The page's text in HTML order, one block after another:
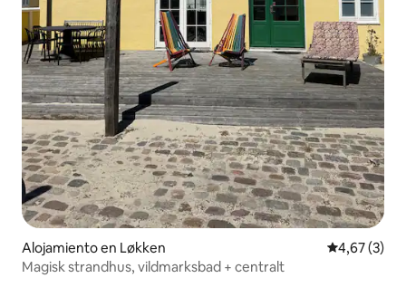
Alojamiento en Løkken Calificación
4,67 (3)
Magisk strandhus, vildmarksbad + centralt